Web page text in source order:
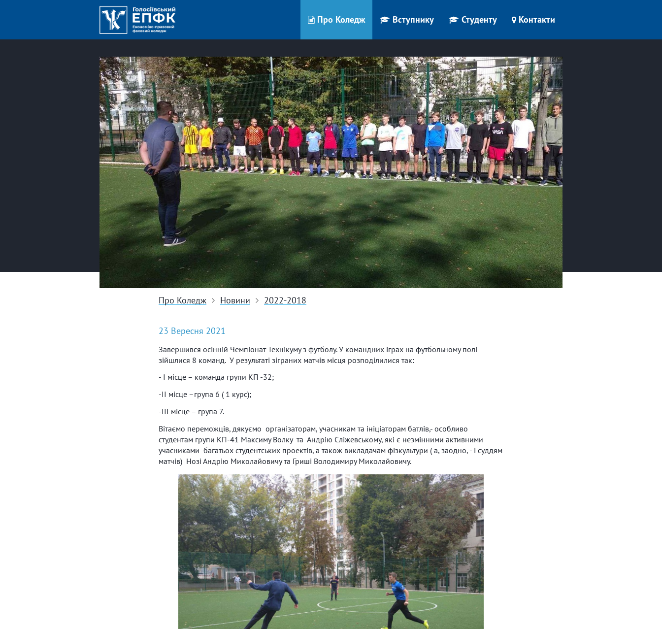
Про Коледж Вступнику Студенту Контакти
Про Коледж Новини 2022-2018
23 Вересня 2021
Завершився осінній Чемпіонат Технікуму з футболу. У командних іграх на футбольному полі
зійшлися 8 команд. У результаті зіграних матчів місця розподілилися так:
- І місце – команда групи КП -32;
-ІІ місце –група 6 ( 1 курс);
-ІІІ місце – група 7.
Вітаємо переможців, дякуємо організаторам, учасникам та ініціаторам батлів,- особливо
студентам групи КП-41 Максиму Волку та Андрію Сліжевському, які є незмінними активними
учасниками багатьох студентських проектів, а також викладачам фізкультури ( а, заодно, - і суддям
матчів) Нозі Андрію Миколайовичу та Гриші Володимиру Миколайовичу.